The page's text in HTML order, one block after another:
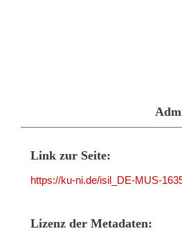
Link zur Seite:
https://ku-ni.de/isil_DE-MUS-
Lizenz der Metadaten: